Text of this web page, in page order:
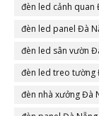
đèn led cảnh quan
đèn led panel Đà
đèn led sân vườn
đèn led treo tường
đèn nhà xưởng Đà